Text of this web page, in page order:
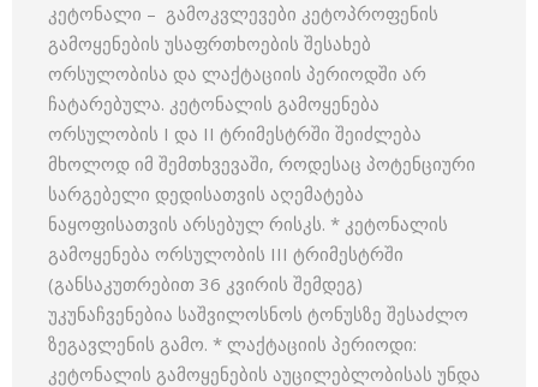
კეტონალი – გამოკვლევები კეტოპროფენის
გამოყენების უსაფრთხოების შესახებ
ორსულობისა და ლაქტაციის პერიოდში არ
ჩატარებულა. კეტონალის გამოყენება
ორსულობის I და II ტრიმესტრში შეიძლება
მხოლოდ იმ შემთხვევაში, როდესაც პოტენციური
სარგებელი დედისათვის აღემატება
ნაყოფისათვის არსებულ რისკს. * კეტონალის
გამოყენება ორსულობის III ტრიმესტრში
(განსაკუთრებით 36 კვირის შემდეგ)
უკუნაჩვენებია საშვილოსნოს ტონუსზე შესაძლო
ზეგავლენის გამო. * ლაქტაციის პერიოდი:
კეტონალის გამოყენების აუცილებლობისას უნდა